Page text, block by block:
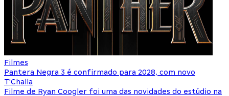
Filmes
Pantera Negra 3 é confirmado para 2028, com novo
T'Challa
Filme de Ryan Coogler foi uma das novidades do estúdio na